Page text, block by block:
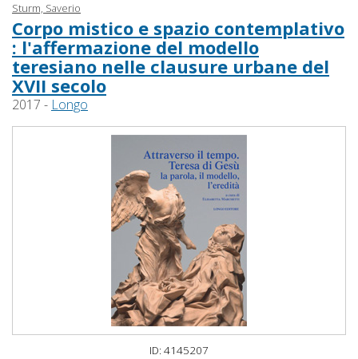
Sturm, Saverio
Corpo mistico e spazio contemplativo
: l'affermazione del modello
teresiano nelle clausure urbane del
XVII secolo
2017 - Longo
ID: 4145207